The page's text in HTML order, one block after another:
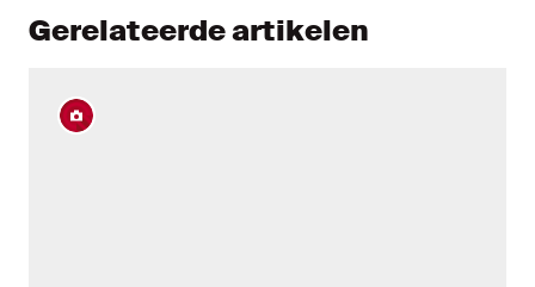
Gerelateerde artikelen